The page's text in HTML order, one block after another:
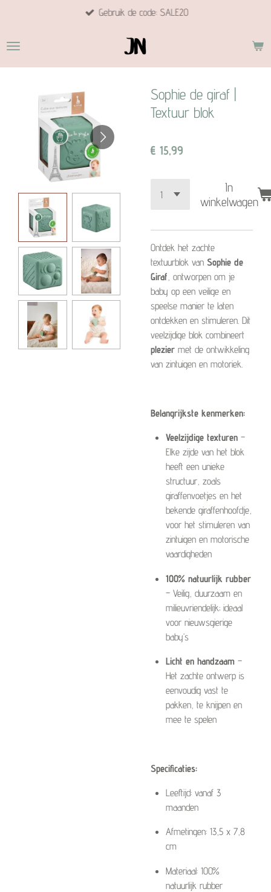
naar
hoofdinhoud
Gebruik de code: SALE20
Sophie de giraf |
Textuur blok
€ 15,99
In
winkelwagen
Ontdek het zachte
textuurblok van Sophie de
Giraf, ontworpen om je
baby op een veilige en
speelse manier te laten
ontdekken en stimuleren. Dit
veelzijdige blok combineert
plezier met de ontwikkeling
van zintuigen en motoriek.
Belangrijkste kenmerken:
Veelzijdige texturen–
Elke zijde van het blok
heeft een unieke
structuur, zoals
giraffenvoetjes en het
bekende giraffenhoofdje,
voor het stimuleren van
zintuigen en motorische
vaardigheden
100% natuurlijk rubber
– Veilig, duurzaam en
milieuvriendelijk; ideaal
voor nieuwsgierige
baby’s
Licht en handzaam–
Het zachte ontwerp is
eenvoudig vast te
pakken, te knijpen en
mee te spelen
Specificaties:
Leeftijd: vanaf 3
maanden
Afmetingen: 13,5 x 7,8
cm
Materiaal: 100%
natuurlijk rubber